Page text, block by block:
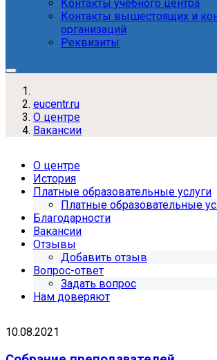
Контакты учебного центра
Контакты вышестоящих и
организаций
Реквизиты
eucentr.ru
О центре
Вакансии
О центре
История
Платные образовательные услуги
Платные образовательные
Благодарности
Вакансии
Отзывы
Добавить отзыв
Вопрос-ответ
Задать вопрос
Нам доверяют
10.08.2021